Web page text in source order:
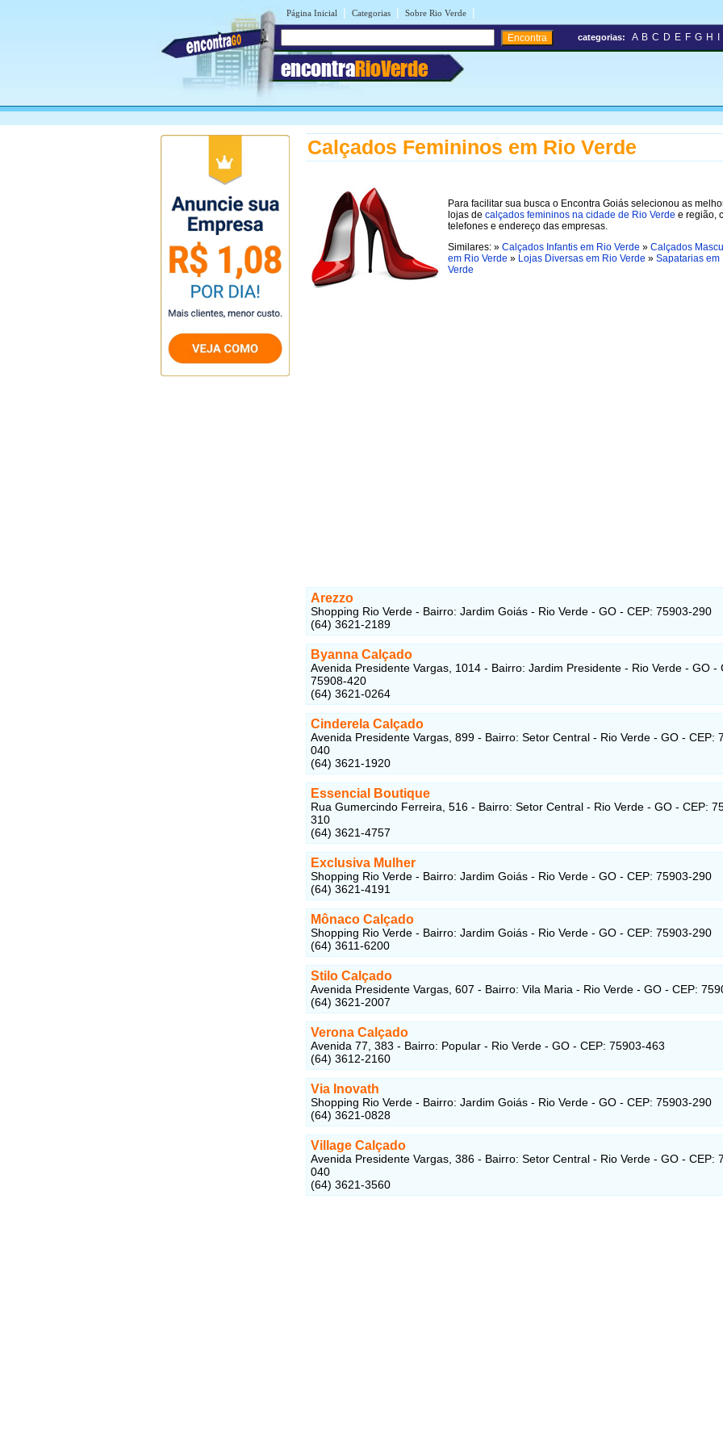
Página Inicial | Categorias | Sobre Rio Verde |
encontraRioVerde
categorias: A B C D E F G H
Calçados Femininos em Rio Verde
Para facilitar sua busca o Encontra Goiás selecionou as
lojas de calçados femininos na cidade de Rio Verde e região,
telefones e endereço das empresas.
Similares: » Calçados Infantis em Rio Verde » Calçados
em Rio Verde » Lojas Diversas em Rio Verde » Sapatarias em
Verde
Arezzo
Shopping Rio Verde - Bairro: Jardim Goiás - Rio Verde - GO - CEP: 75903-290
(64) 3621-2189
Byanna Calçado
Avenida Presidente Vargas, 1014 - Bairro: Jardim Presidente - Rio Verde - GO -
75908-420
(64) 3621-0264
Cinderela Calçado
Avenida Presidente Vargas, 899 - Bairro: Setor Central - Rio Verde - GO - CEP:
040
(64) 3621-1920
Essencial Boutique
Rua Gumercindo Ferreira, 516 - Bairro: Setor Central - Rio Verde - GO - CEP:
310
(64) 3621-4757
Exclusiva Mulher
Shopping Rio Verde - Bairro: Jardim Goiás - Rio Verde - GO - CEP: 75903-290
(64) 3621-4191
Mônaco Calçado
Shopping Rio Verde - Bairro: Jardim Goiás - Rio Verde - GO - CEP: 75903-290
(64) 3611-6200
Stilo Calçado
Avenida Presidente Vargas, 607 - Bairro: Vila Maria - Rio Verde - GO - CEP:
(64) 3621-2007
Verona Calçado
Avenida 77, 383 - Bairro: Popular - Rio Verde - GO - CEP: 75903-463
(64) 3612-2160
Via Inovath
Shopping Rio Verde - Bairro: Jardim Goiás - Rio Verde - GO - CEP: 75903-290
(64) 3621-0828
Village Calçado
Avenida Presidente Vargas, 386 - Bairro: Setor Central - Rio Verde - GO - CEP:
040
(64) 3621-3560